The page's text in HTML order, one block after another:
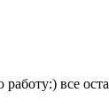
все